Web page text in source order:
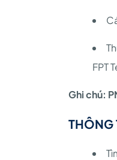
FPT
Ghi chú:
THÔNG